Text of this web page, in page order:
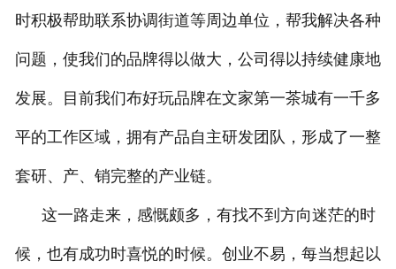
时积极帮助联系协调街道等周边单位，帮我解决各种
问题，使我们的品牌得以做大，公司得以持续健康地
发展。目前我们布好玩品牌在文家第一茶城有一千多
平的工作区域，拥有产品自主研发团队，形成了一整
套研、产、销完整的产业链。
这一路走来，感慨颇多，有找不到方向迷茫的时
候，也有成功时喜悦的时候。创业不易，每当想起以